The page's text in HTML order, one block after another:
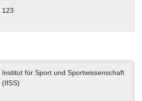
123
Institut für Sport und Sportwissenschaft
(IfSS)